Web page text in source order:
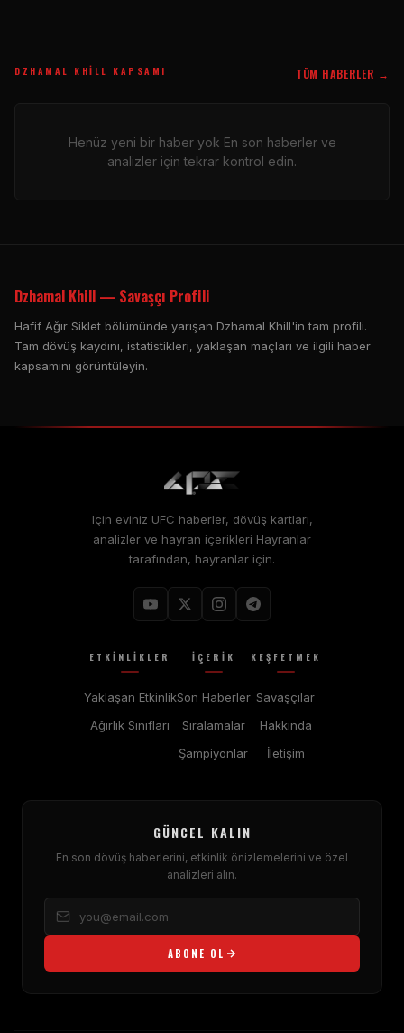
DZHAMAL KHILL KAPSAMI TÜM HABERLER →
Henüz yeni bir haber yok En son haberler ve
analizler için tekrar kontrol edin.
Dzhamal Khill — Savaşçı Profili
Hafif Ağır Siklet bölümünde yarışan Dzhamal Khill'in tam profili.
Tam dövüş kaydını, istatistikleri, yaklaşan maçları ve ilgili haber
kapsamını görüntüleyin.
Için eviniz UFC haberler, dövüş kartları,
analizler ve hayran içerikleri Hayranlar
tarafından, hayranlar için.
ETKINLIKLER
Yaklaşan Etkinlik
Ağırlık Sınıfları
İÇERIK
Son Haberler
Sıralamalar
Şampiyonlar
KEŞFETMEK
Savaşçılar
Hakkında
İletişim
GÜNCEL KALIN
En son dövüş haberlerini, etkinlik önizlemelerini ve özel
analizleri alın.
ABONE OL